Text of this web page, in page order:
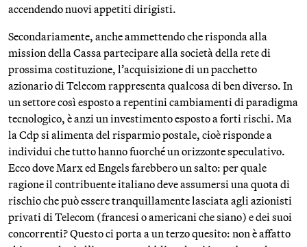
accendendo nuovi appetiti dirigisti.
Secondariamente, anche ammettendo che risponda alla
mission della Cassa partecipare alla società della rete di
prossima costituzione, l’acquisizione di un pacchetto
azionario di Telecom rappresenta qualcosa di ben diverso. In
un settore così esposto a repentini cambiamenti di paradigma
tecnologico, è anzi un investimento esposto a forti rischi. Ma
la Cdp si alimenta del risparmio postale, cioè risponde a
individui che tutto hanno fuorché un orizzonte speculativo.
Ecco dove Marx ed Engels farebbero un salto: per quale
ragione il contribuente italiano deve assumersi una quota di
rischio che può essere tranquillamente lasciata agli azionisti
privati di Telecom (francesi o americani che siano) e dei suoi
concorrenti? Questo ci porta a un terzo quesito: non è affatto